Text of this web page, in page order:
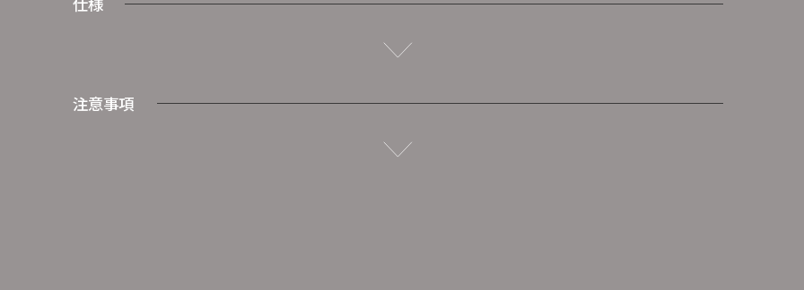
注意事項